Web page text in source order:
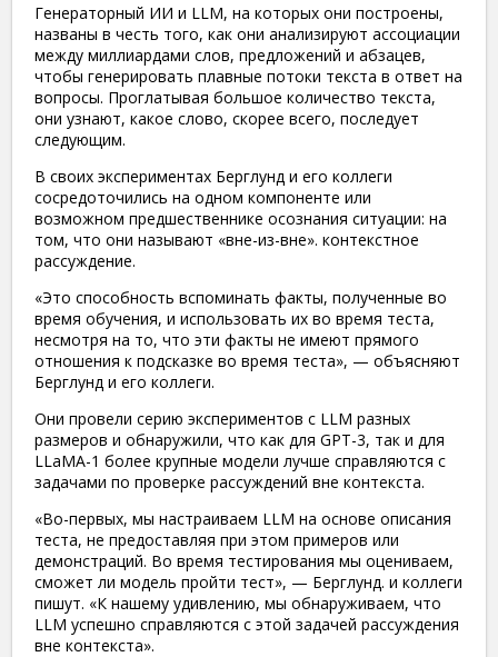
Генераторный ИИ и LLM, на которых они построены,
названы в честь того, как они анализируют ассоциации
между миллиардами слов, предложений и абзацев,
чтобы генерировать плавные потоки текста в ответ на
вопросы. Проглатывая большое количество текста,
они узнают, какое слово, скорее всего, последует
следующим.
В своих экспериментах Берглунд и его коллеги
сосредоточились на одном компоненте или
возможном предшественнике осознания ситуации: на
том, что они называют «вне-из-вне». контекстное
рассуждение.
«Это способность вспоминать факты, полученные во
время обучения, и использовать их во время теста,
несмотря на то, что эти факты не имеют прямого
отношения к подсказке во время теста», — объясняют
Берглунд и его коллеги.
Они провели серию экспериментов с LLM разных
размеров и обнаружили, что как для GPT-3, так и для
LLaMA-1 более крупные модели лучше справляются с
задачами по проверке рассуждений вне контекста.
«Во-первых, мы настраиваем LLM на основе описания
теста, не предоставляя при этом примеров или
демонстраций. Во время тестирования мы оцениваем,
сможет ли модель пройти тест», — Берглунд. и коллеги
пишут. «К нашему удивлению, мы обнаруживаем, что
LLM успешно справляются с этой задачей рассуждения
вне контекста».